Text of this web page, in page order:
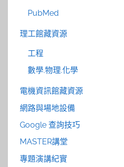
PubMed
理工館藏資源
工程
數學.物理.化學
電機資訊館藏資源
網路與場地設備
Google 查詢技巧
MASTER講堂
專題演講紀實